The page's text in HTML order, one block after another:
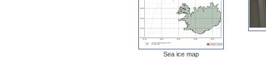
Sea ice map